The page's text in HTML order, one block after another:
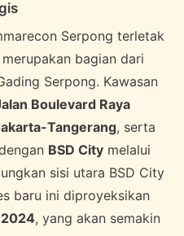
Serpong terletak
bagian dari
Serpong. Kawasan
Boulevard Raya
Tangerang, serta
BSD City melalui
sisi utara BSD City
baru ini diproyeksikan
, yang akan semakin